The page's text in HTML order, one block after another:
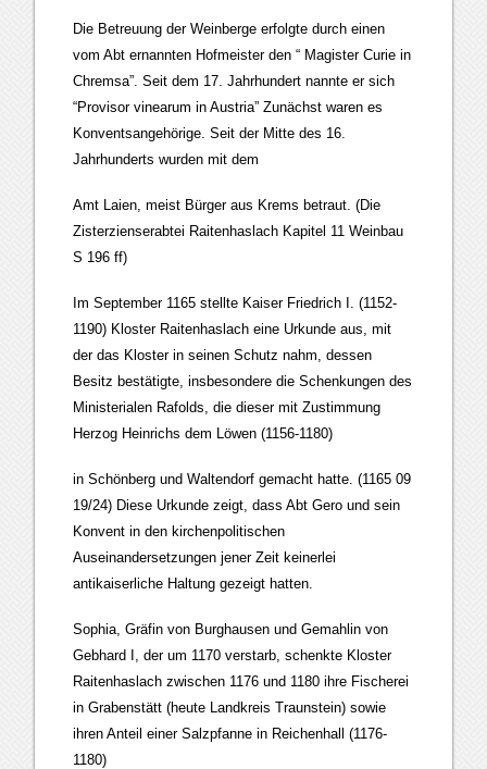
Die Betreuung der Weinberge erfolgte durch einen
vom Abt ernannten Hofmeister den “ Magister Curie in
Chremsa”. Seit dem 17. Jahrhundert nannte er sich
“Provisor vinearum in Austria” Zunächst waren es
Konventsangehörige. Seit der Mitte des 16.
Jahrhunderts wurden mit dem
Amt Laien, meist Bürger aus Krems betraut. (Die
Zisterzienserabtei Raitenhaslach Kapitel 11 Weinbau
S 196 ff)
Im September 1165 stellte Kaiser Friedrich I. (1152-
1190) Kloster Raitenhaslach eine Urkunde aus, mit
der das Kloster in seinen Schutz nahm, dessen
Besitz bestätigte, insbesondere die Schenkungen des
Ministerialen Rafolds, die dieser mit Zustimmung
Herzog Heinrichs dem Löwen (1156-1180)
in Schönberg und Waltendorf gemacht hatte. (1165 09
19/24) Diese Urkunde zeigt, dass Abt Gero und sein
Konvent in den kirchenpolitischen
Auseinandersetzungen jener Zeit keinerlei
antikaiserliche Haltung gezeigt hatten.
Sophia, Gräfin von Burghausen und Gemahlin von
Gebhard I, der um 1170 verstarb, schenkte Kloster
Raitenhaslach zwischen 1176 und 1180 ihre Fischerei
in Grabenstätt (heute Landkreis Traunstein) sowie
ihren Anteil einer Salzpfanne in Reichenhall (1176-
1180)